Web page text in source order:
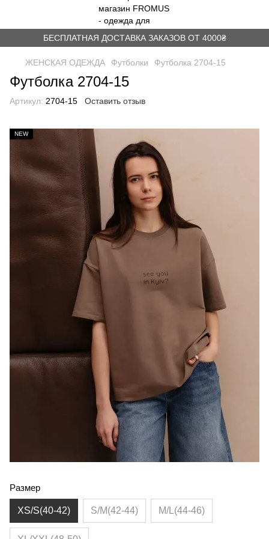
БЕСПЛАТНАЯ ДОСТАВКА ЗАКАЗОВ ОТ 4000₴
ЖЕНСКАЯ ОДЕЖДА Футболки Футболка 2704-15
Футболка 2704-15
Артикул: 2704-15 Оставить отзыв
NEW
Размер
XS/S(40-42) S/M(42-44) M/L(44-46)